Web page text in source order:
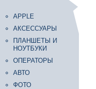
APPLE
АКСЕССУАРЫ
ПЛАНШЕТЫ И
НОУТБУКИ
ОПЕРАТОРЫ
АВТО
ФОТО